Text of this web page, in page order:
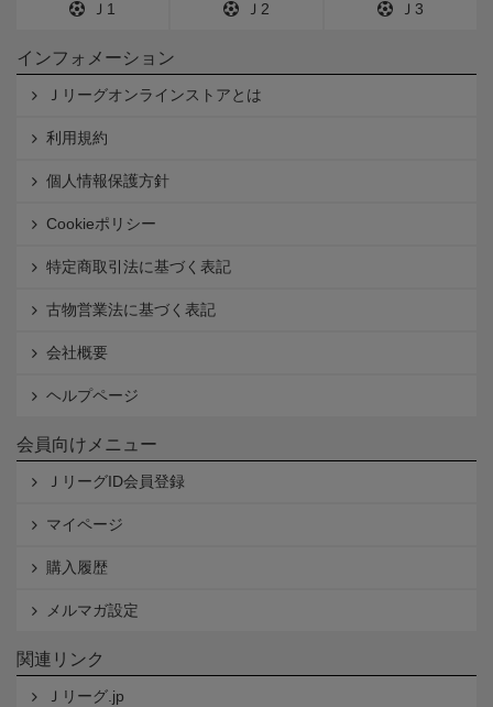
Ｊ1 Ｊ2 Ｊ3
インフォメーション
Ｊリーグオンラインストアとは
利用規約
個人情報保護方針
Cookieポリシー
特定商取引法に基づく表記
古物営業法に基づく表記
会社概要
ヘルプページ
会員向けメニュー
ＪリーグID会員登録
マイページ
購入履歴
メルマガ設定
関連リンク
Ｊリーグ.jp